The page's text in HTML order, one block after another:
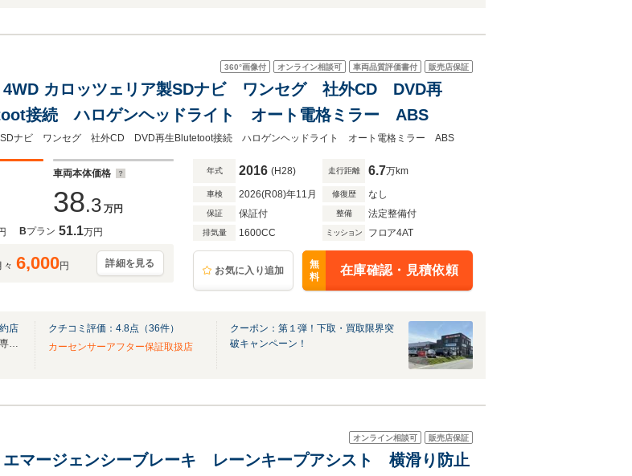
360°画像付 オンライン相談可 車両品質評価書付 販売店保証
4WD カロッツェリア製SDナビ ワンセグ 社外CD DVD再
接続 ハロゲンヘッドライト オート電格ミラー ABS
SDナビ ワンセグ 社外CD DVD再生Blutetoot接続 ハロゲンヘッドライト オート電格ミラー ABS
車両本体価格
38.3 万円
Bプラン 51.1万円
々 6,000円 詳細を見る
年式 2016 (H28) 走行距離 6.7万km
車検 2026(R08)年11月 修復歴 なし
保証 保証付 整備 法定整備付
排気量 1600CC ミッション フロア4AT
お気に入り追加
無
料
在庫確認・見積依頼
店
県内トップクラスの品揃えを誇るハイブリッドカー専門店！常時100台以上の展示車両！
クチコミ評価： 4.8点（36件）
カーセンサーアフター保証取扱店
クーポン：第１弾！下取・買取限界突
破キャンペーン！
オンライン相談可 販売店保証
エマージェンシーブレーキ レーンキープアシスト 横滑り防止